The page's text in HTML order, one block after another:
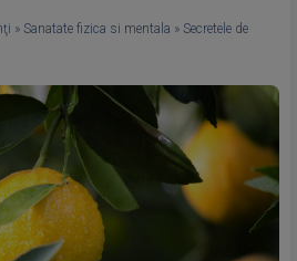
» Sanatate fizica si mentala » Secretele de